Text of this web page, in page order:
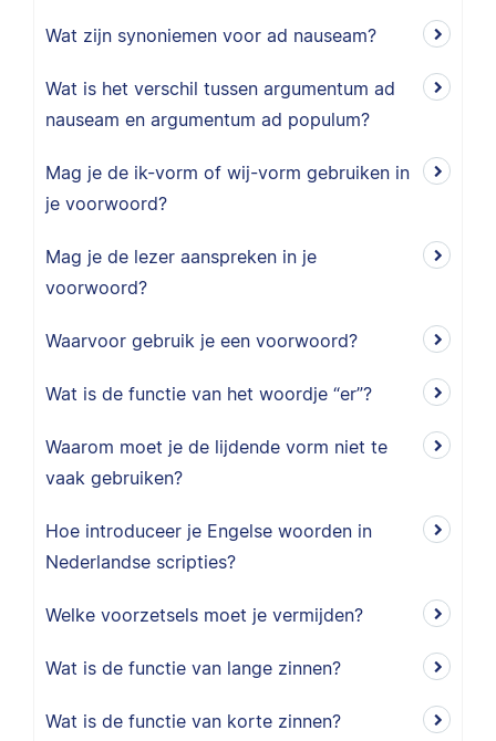
Wat zijn synoniemen voor ad nauseam?
Wat is het verschil tussen argumentum ad
nauseam en argumentum ad populum?
Mag je de ik-vorm of wij-vorm gebruiken in
je voorwoord?
Mag je de lezer aanspreken in je
voorwoord?
Waarvoor gebruik je een voorwoord?
Wat is de functie van het woordje “er”?
Waarom moet je de lijdende vorm niet te
vaak gebruiken?
Hoe introduceer je Engelse woorden in
Nederlandse scripties?
Welke voorzetsels moet je vermijden?
Wat is de functie van lange zinnen?
Wat is de functie van korte zinnen?